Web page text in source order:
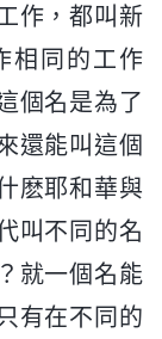
作，都叫新
相同的工作
個名是為了
還能叫這個
麽耶和華與
叫不同的名
就一個名能
有在不同的